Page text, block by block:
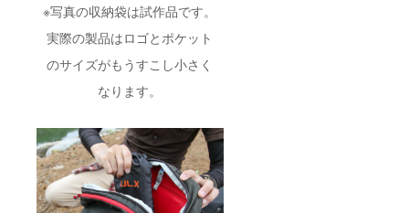
※写真の収納袋は試作品です。
実際の製品はロゴとポケット
のサイズがもうすこし小さく
なります。